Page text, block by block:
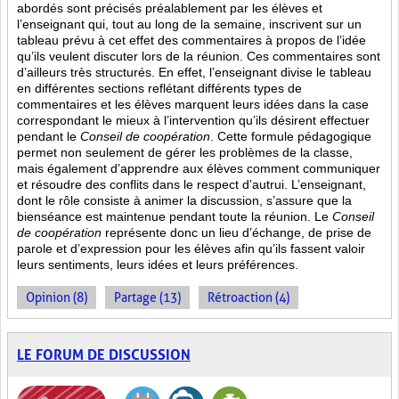
abordés sont précisés préalablement par les élèves et
l’enseignant qui, tout au long de la semaine, inscrivent sur un
tableau prévu à cet effet des commentaires à propos de l’idée
qu’ils veulent discuter lors de la réunion. Ces commentaires sont
d’ailleurs très structurés. En effet, l’enseignant divise le tableau
en différentes sections reflétant différents types de
commentaires et les élèves marquent leurs idées dans la case
correspondant le mieux à l’intervention qu’ils désirent effectuer
pendant le Conseil de coopération . Cette formule pédagogique
permet non seulement de gérer les problèmes de la classe,
mais également d’apprendre aux élèves comment communiquer
et résoudre des conflits dans le respect d’autrui. L’enseignant,
dont le rôle consiste à animer la discussion, s’assure que la
bienséance est maintenue pendant toute la réunion. Le Conseil
de coopération représente donc un lieu d’échange, de prise de
parole et d’expression pour les élèves afin qu’ils fassent valoir
leurs sentiments, leurs idées et leurs préférences.
Opinion (8) Partage (13) Rétroaction (4)
LE FORUM DE DISCUSSION